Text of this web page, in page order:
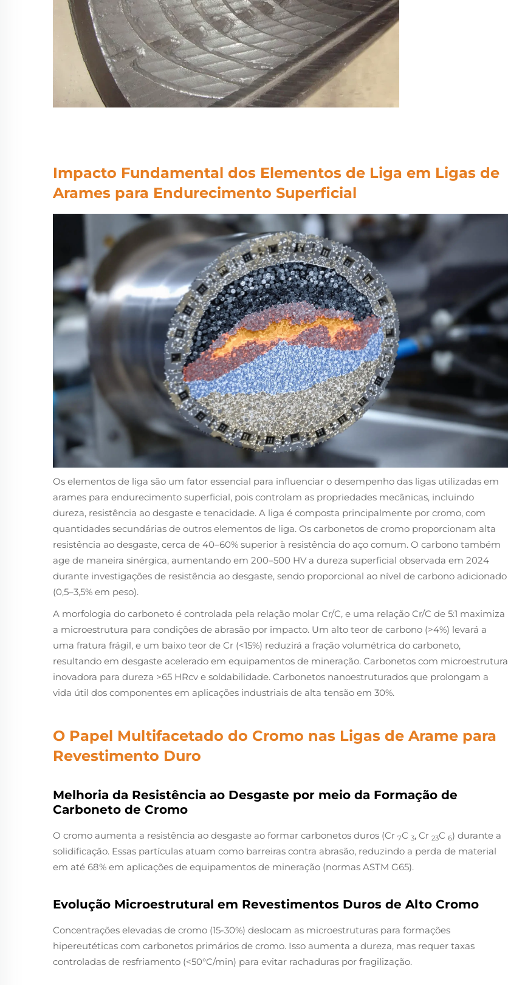
Impacto Fundamental dos Elementos de Liga em Ligas de
Arames para Endurecimento Superficial
Os elementos de liga são um fator essencial para influenciar o desempenho das ligas utilizadas em
arames para endurecimento superficial, pois controlam as propriedades mecânicas, incluindo
dureza, resistência ao desgaste e tenacidade. A liga é composta principalmente por cromo, com
quantidades secundárias de outros elementos de liga. Os carbonetos de cromo proporcionam alta
resistência ao desgaste, cerca de 40–60% superior à resistência do aço comum. O carbono também
age de maneira sinérgica, aumentando em 200–500 HV a dureza superficial observada em 2024
durante investigações de resistência ao desgaste, sendo proporcional ao nível de carbono adicionado
(0,5–3,5% em peso).
A morfologia do carboneto é controlada pela relação molar Cr/C, e uma relação Cr/C de 5:1 maximiza
a microestrutura para condições de abrasão por impacto. Um alto teor de carbono (>4%) levará a
uma fratura frágil, e um baixo teor de Cr (<15%) reduzirá a fração volumétrica do carboneto,
resultando em desgaste acelerado em equipamentos de mineração. Carbonetos com microestrutura
inovadora para dureza >65 HRcv e soldabilidade. Carbonetos nanoestruturados que prolongam a
vida útil dos componentes em aplicações industriais de alta tensão em 30%.
O Papel Multifacetado do Cromo nas Ligas de Arame para
Revestimento Duro
Melhoria da Resistência ao Desgaste por meio da Formação de
Carboneto de Cromo
O cromo aumenta a resistência ao desgaste ao formar carbonetos duros (Cr 7C 3, Cr 23C 6) durante a
solidificação. Essas partículas atuam como barreiras contra abrasão, reduzindo a perda de material
em até 68% em aplicações de equipamentos de mineração (normas ASTM G65).
Evolução Microestrutural em Revestimentos Duros de Alto Cromo
Concentrações elevadas de cromo (15-30%) deslocam as microestruturas para formações
hipereutéticas com carbonetos primários de cromo. Isso aumenta a dureza, mas requer taxas
controladas de resfriamento (<50°C/min) para evitar rachaduras por fragilização.